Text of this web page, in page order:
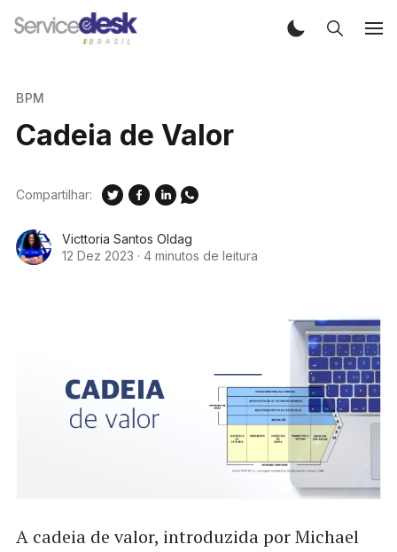
BPM
Cadeia de Valor
Victtoria Santos Oldag
12 Dez 2023 · 4 minutos de leitura
Compartilhar:
A cadeia de valor, introduzida por Michael